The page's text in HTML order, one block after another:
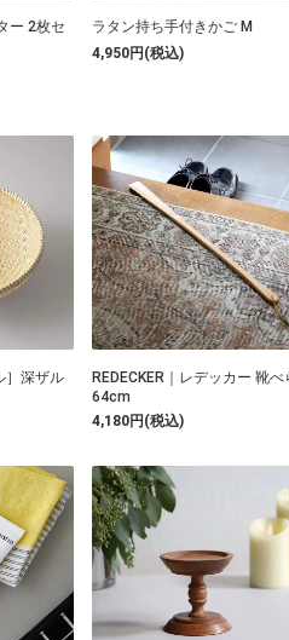
ー 2枚セ
ラタン持ち手付きかご M
4,950円(税込)
］深ザル
REDECKER｜レデッカー 靴べ
64cm
4,180円(税込)